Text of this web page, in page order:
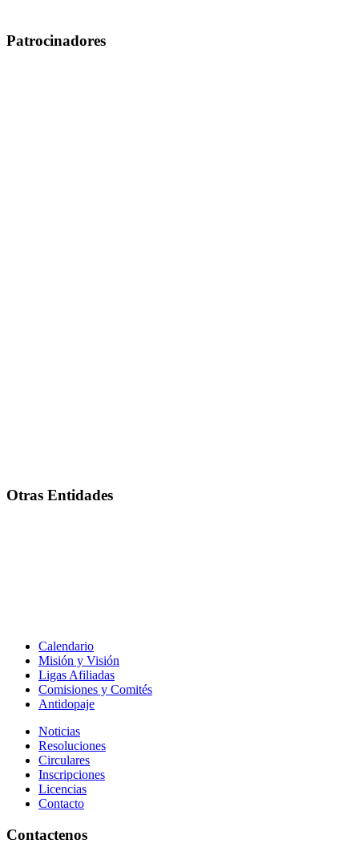
Patrocinadores
Otras Entidades
Calendario
Misión y Visión
Ligas Afiliadas
Comisiones y Comités
Antidopaje
Noticias
Resoluciones
Circulares
Inscripciones
Licencias
Contacto
Contactenos